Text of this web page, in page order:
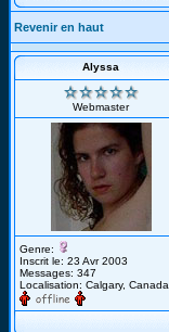
Revenir en haut
Alyssa
Webmaster
Genre:
Inscrit le: 23 Avr 2003
Messages: 347
Localisation: Calgary, Canada